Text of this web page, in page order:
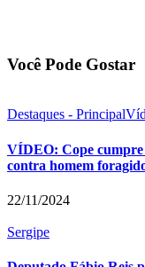
Você Pode Gostar
Destaques - Principal
VÍDEO: Cope cumpre
contra homem
22/11/2024
Sergipe